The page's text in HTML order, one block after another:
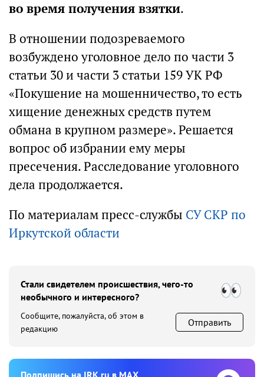
во время получения взятки.
В отношении подозреваемого
возбуждено уголовное дело по части 3
статьи 30 и части 3 статьи 159 УК РФ
«Покушение на мошенничество, то есть
хищение денежных средств путем
обмана в крупном размере». Решается
вопрос об избрании ему меры
пресечения. Расследование уголовного
дела продолжается.
По материалам пресс-службы СУ СКР по
Иркутской области
Стали свидетелем происшествия, чего-то
необычного и интересного?
Сообщите, пожалуйста, об этом в
редакцию
Отправить
Подпишиcь на IRK.ru в MAX